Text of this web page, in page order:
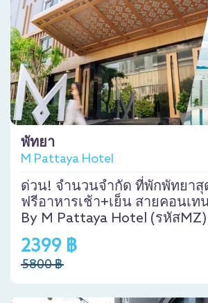
พัทยา
M Pattaya Hotel
ด่วน! จำนวนจำกัด ที่พักพัทยา
ฟรีอาหารเช้า+เย็น สายคอนเ
By M Pattaya Hotel (รหัสMZ)
2399 ฿
5800 ฿